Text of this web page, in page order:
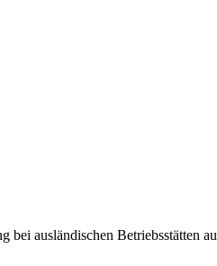
ausländischen Betriebsstätten